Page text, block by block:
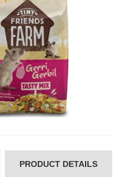
PRODUCT DETAILS